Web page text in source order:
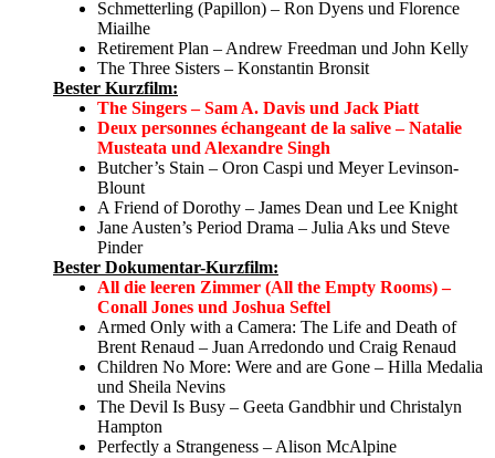
Schmetterling (Papillon) – Ron Dyens und Florence
Miailhe
Retirement Plan – Andrew Freedman und John Kelly
The Three Sisters – Konstantin Bronsit
Bester Kurzfilm:
The Singers – Sam A. Davis und Jack Piatt
Deux personnes échangeant de la salive – Natalie
Musteata und Alexandre Singh
Butcher’s Stain – Oron Caspi und Meyer Levinson-
Blount
A Friend of Dorothy – James Dean und Lee Knight
Jane Austen’s Period Drama – Julia Aks und Steve
Pinder
Bester Dokumentar-Kurzfilm:
All die leeren Zimmer (All the Empty Rooms) –
Conall Jones und Joshua Seftel
Armed Only with a Camera: The Life and Death of
Brent Renaud – Juan Arredondo und Craig Renaud
Children No More: Were and are Gone – Hilla Medalia
und Sheila Nevins
The Devil Is Busy – Geeta Gandbhir und Christalyn
Hampton
Perfectly a Strangeness – Alison McAlpine